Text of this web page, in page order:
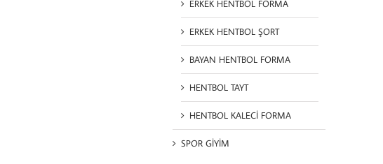
ERKEK HENTBOL FORMA
ERKEK HENTBOL ŞORT
BAYAN HENTBOL FORMA
HENTBOL TAYT
HENTBOL KALECİ FORMA
SPOR GİYİM